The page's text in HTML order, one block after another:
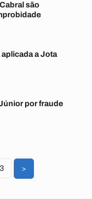
são
a Jota
por fraude
3 >